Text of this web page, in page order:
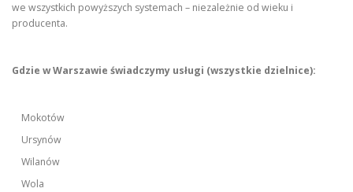
we wszystkich powyższych systemach – niezależnie od wieku i
producenta.
Gdzie w Warszawie świadczymy usługi (wszystkie dzielnice):
Mokotów
Ursynów
Wilanów
Wola